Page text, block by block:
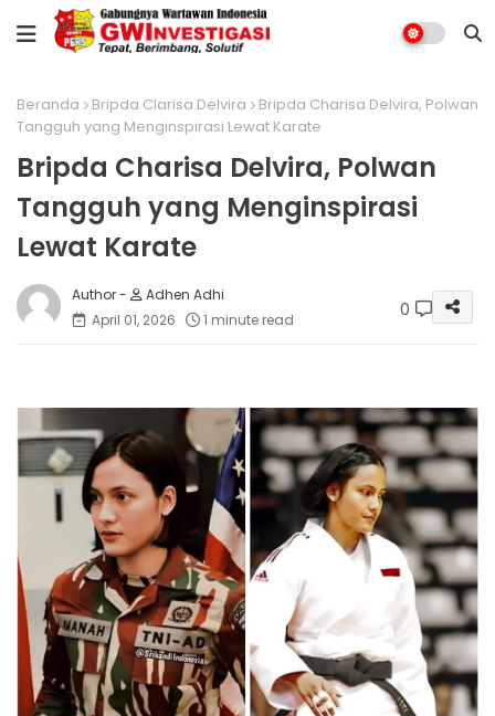
Beranda Bripda Clarisa Delvira
Bripda Charisa Delvira, Polwan
Tangguh yang Menginspirasi Lewat Karate
Bripda Charisa Delvira, Polwan
Tangguh yang Menginspirasi
Lewat Karate
Adhen Adhi
April 01, 2026
1 minute read 0